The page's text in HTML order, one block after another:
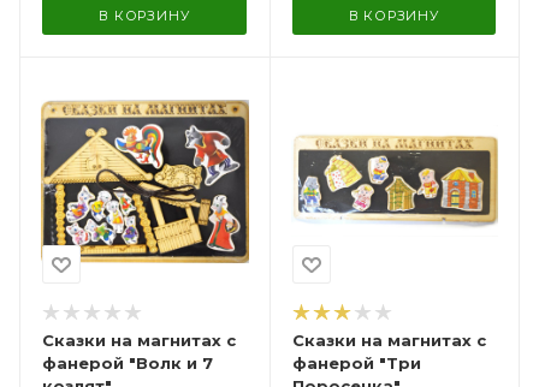
В КОРЗИНУ В КОРЗИНУ
Сказки на магнитах с
фанерой "Волк и 7
Сказки на магнитах с
фанерой "Три